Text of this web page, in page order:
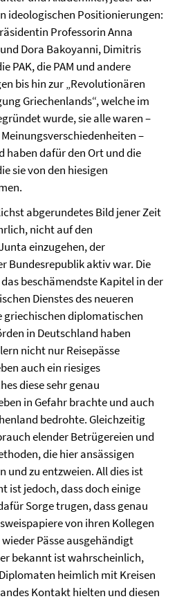
ideologischen Positionierungen:
Professorin Anna
Dora Bakoyanni, Dimitris
PAK, die PAM und andere
bis hin zur „Revolutionären
Griechenlands“, welche im
wurde, sie alle waren –
–
haben dafür den Ort und die
sie von den hiesigen
abgerundetes Bild jener Zeit
nicht auf den
einzugehen, der
Bundesrepublik aktiv war. Die
beschämendste Kapitel in der
Dienstes des neueren
griechischen diplomatischen
in Deutschland haben
nicht nur Reisepässe
auch ein riesiges
diese sehr genau
in Gefahr brachte und auch
bedrohte. Gleichzeitig
elender Betrügereien und
die hier ansässigen
und zu entzweien. All dies ist
ist jedoch, dass doch einige
Sorge trugen, dass genau
von ihren Kollegen
Pässe ausgehändigt
bekannt ist wahrscheinlich,
heimlich mit Kreisen
Kontakt hielten und diesen